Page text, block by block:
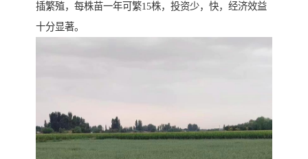
插繁殖，每株苗一年可繁15株，投资少，快，经济效益
十分显著。